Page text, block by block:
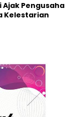
Ajak Pengusaha
Kelestarian